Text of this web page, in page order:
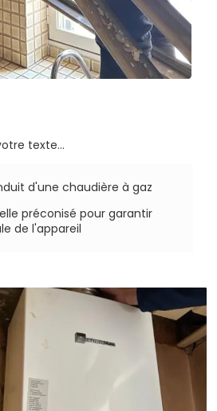
texte...
d'une chaudière à gaz
préconisé pour garantir
de l'appareil